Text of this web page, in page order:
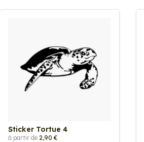
Sticker Tortue 4
à partir de 2,90 €